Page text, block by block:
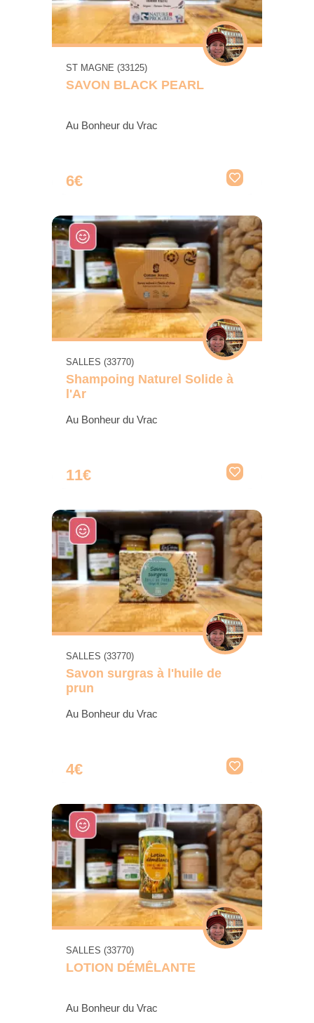
ST MAGNE (33125)
SAVON BLACK PEARL
Au Bonheur du Vrac
6€
SALLES (33770)
Shampoing Naturel Solide à
l'Ar
Au Bonheur du Vrac
11€
SALLES (33770)
Savon surgras à l'huile de
prun
Au Bonheur du Vrac
4€
SALLES (33770)
LOTION DÉMÊLANTE
Au Bonheur du Vrac